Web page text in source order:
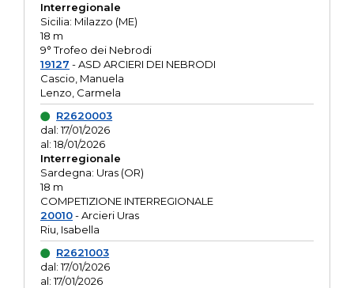
Interregionale
Sicilia: Milazzo (ME)
18 m
9° Trofeo dei Nebrodi
19127 - ASD ARCIERI DEI NEBRODI
Cascio, Manuela
Lenzo, Carmela
R2620003
dal: 17/01/2026
al: 18/01/2026
Interregionale
Sardegna: Uras (OR)
18 m
COMPETIZIONE INTERREGIONALE
20010- Arcieri Uras
Riu, Isabella
R2621003
dal: 17/01/2026
al: 17/01/2026